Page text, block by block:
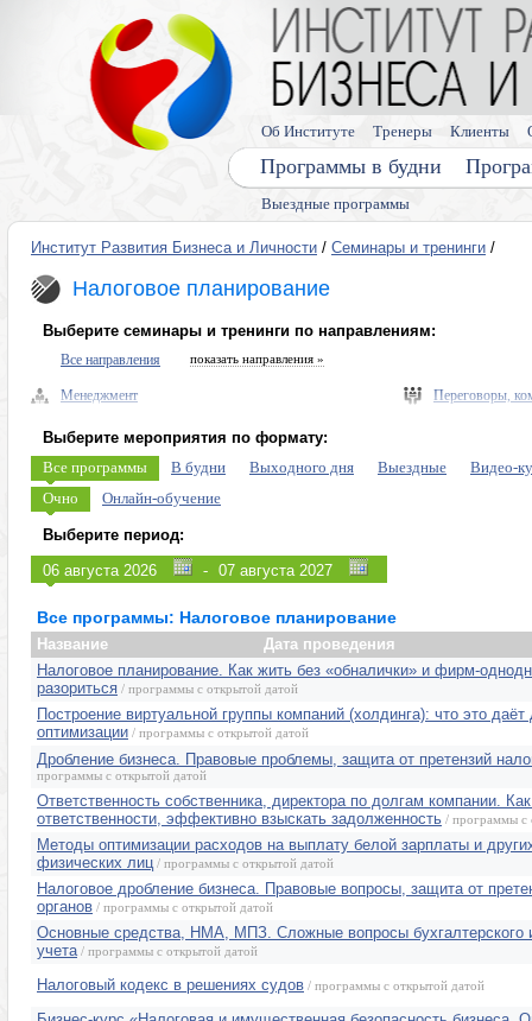
Выездные программы
Программы в будни
Об Институте Тренеры Клиенты
Институт Развития Бизнеса и Личности / Семинары и тренинги /
Налоговое планирование
Выберите семинары и тренинги по направлениям:
Все направления показать направления »
Менеджмент
Безопасность бизнеса, риски
Экономика, право
Налоговое планирование
Управление персоналом (HR)
Продажи, клиенты, сервис
Секретариат, делопроизводство, этикет
Переговоры,
Программы
Выберите мероприятия по формату:
Все программы
В будни Выходного дня Выездные
Видео-
Очно
Онлайн-обучение
Выберите период:
-
Все программы: Налоговое планирование
Название
Дата проведения
Налоговое планирование. Как жить без «обналички» и фирм-
разориться / программы с открытой датой
Построение виртуальной группы компаний (холдинга): что это даёт
оптимизации / программы с открытой датой
Дробление бизнеса. Правовые проблемы, защита от претензий
программы с открытой датой
Ответственность собственника, директора по долгам компании.
ответственности, эффективно взыскать задолженность / программы с
Методы оптимизации расходов на выплату белой зарплаты и
физических лиц / программы с открытой датой
Налоговое дробление бизнеса. Правовые вопросы, защита от
органов / программы с открытой датой
Основные средства, НМА, МПЗ. Сложные вопросы бухгалтерского
учета / программы с открытой датой
Налоговый кодекс в решениях судов / программы с открытой датой